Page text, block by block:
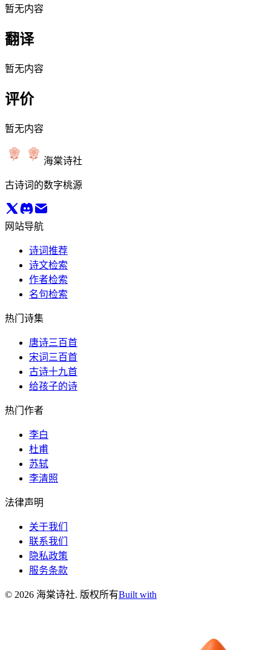
暂无内容
翻译
暂无内容
评价
暂无内容
海棠诗社
古诗词的数字桃源
网站导航
诗词推荐
诗文检索
作者检索
名句检索
热门诗集
唐诗三百首
宋词三百首
古诗十九首
给孩子的诗
热门作者
李白
杜甫
苏轼
李清照
法律声明
关于我们
联系我们
隐私政策
服务条款
© 2026 海棠诗社. 版权所有Built with